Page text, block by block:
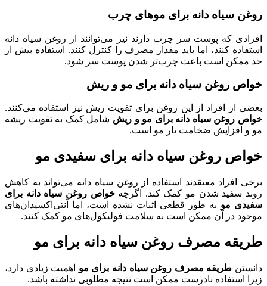
روغن سیاه دانه برای موهای چرب
افرادی که پوست سر چرب دارند نیز می‌توانند از روغن سیاه دانه
استفاده کنند، اما باید مقدار مصرف را کنترل کنند. استفاده بیش از
حد ممکن است باعث چرب‌تر شدن پوست سر شود.
خواص روغن سیاه دانه برای مو و ریش
بعضی از افراد از این روغن برای تقویت ریش نیز استفاده می‌کنند.
خواص روغن سیاه دانه برای مو و ریش شامل کمک به تقویت ریشه
مو و افزایش ضخامت تار مو است.
خواص روغن سیاه دانه برای سفیدی مو
برخی افراد معتقدند استفاده از روغن سیاه دانه می‌تواند به کاهش
روند سفید شدن مو کمک کند. اگرچهخواص روغن سیاه دانه برای
سفیدی مو به طور قطعی اثبات نشده است، اما آنتی‌اکسیدان‌های
موجود در آن ممکن است به سلامت فولیکول‌های مو کمک کنند.
طریقه مصرف روغن سیاه دانه برای مو
دانستن طریقه مصرف روغن سیاه دانه برای مو اهمیت زیادی دارد،
زیرا استفاده نادرست ممکن است نتیجه مطلوبی نداشته باشد.